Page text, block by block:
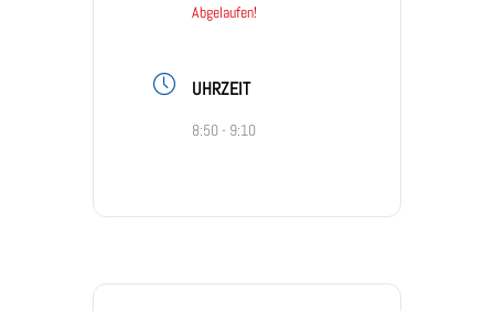
Abgelaufen!
UHRZEIT
8:50 - 9:10